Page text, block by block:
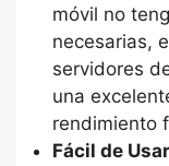
móvil no
necesarias,
servidores
una
rendimiento
Fácil de Usar